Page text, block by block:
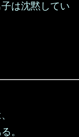
は沈黙してい
。